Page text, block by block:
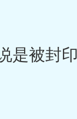
被封印